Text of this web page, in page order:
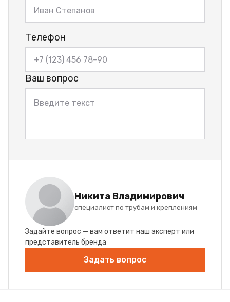
Телефон
Ваш вопрос
Никита Владимирович
специалист по трубам и креплениям
Задайте вопрос — вам ответит наш эксперт или
представитель бренда
Задать вопрос